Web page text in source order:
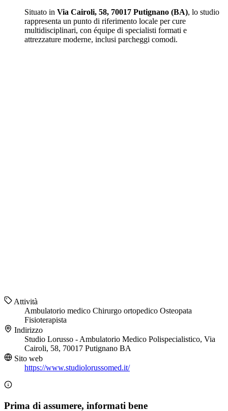
Situato in Via Cairoli, 58, 70017 Putignano (BA), lo studio
rappresenta un punto di riferimento locale per cure
multidisciplinari, con équipe di specialisti formati e
attrezzature moderne, inclusi parcheggi comodi.
Attività
Ambulatorio medico Chirurgo ortopedico Osteopata
Fisioterapista
Indirizzo
Studio Lorusso - Ambulatorio Medico Polispecialistico, Via
Cairoli, 58, 70017 Putignano BA
Sito web
https://www.studiolorussomed.it/
Prima di assumere, informati bene